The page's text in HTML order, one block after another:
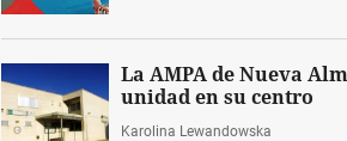
La AMPA de Nueva
unidad en su centro
Karolina Lewandowska